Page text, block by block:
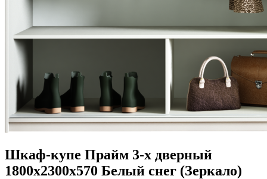
Шкаф-купе Прайм 3-х дверный
1800х2300х570 Белый снег (Зеркало)